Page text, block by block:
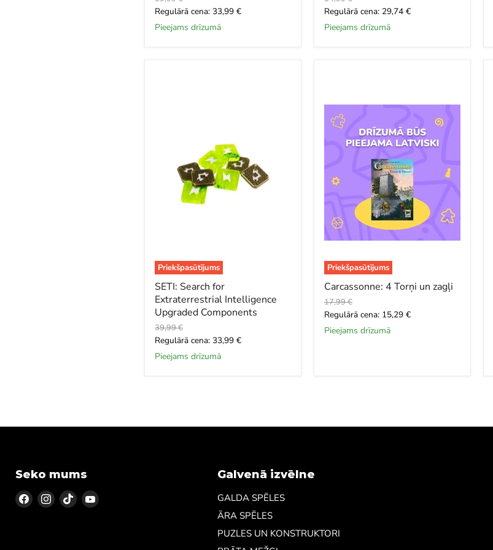
cena
Šī
brīža
Regulārā cena: 33,99 €
Pieejams drīzumā
cena
Šī
brīža
Regulārā cena: 29,74 €
Pieejams drīzumā
Priekšpasūtījums
SETI: Search for
Extraterrestrial Intelligence
Upgraded Components
Oriģinālā
cena
39,99 €
Šī
brīža
Regulārā cena: 33,99 €
Pieejams drīzumā
Priekšpasūtījums
un
zagļi
Carcassonne: 4 Torņi un zagļi
Oriģinālā
cena
17,99 €
Šī
brīža
Regulārā cena: 15,29 €
Pieejams drīzumā
Seko mums
AtrodietAtrodietAtrodietAtrodiet
Galvenā izvēlne
GALDA SPĒLES
ĀRA SPĒLES
PUZLES UN KONSTRUKTORI